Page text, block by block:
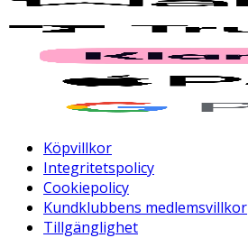
Köpvillkor
Integritetspolicy
Cookiepolicy
Kundklubbens medlemsvillkor
Tillgänglighet